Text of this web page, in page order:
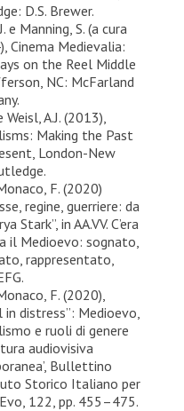
D.S. Brewer.
e Manning, S. (a cura
Cinema Medievalia:
on the Reel Middle
NC: McFarland
Weisl, A.J. (2013),
Making the Past
London-New
F. (2020)
regine, guerriere: da
Stark”, in AA.VV. C’era
il Medioevo: sognato,
rappresentato,
F. (2020),
in distress”: Medioevo,
e ruoli di genere
audiovisiva
Bullettino
Storico Italiano per
122, pp. 455–475.